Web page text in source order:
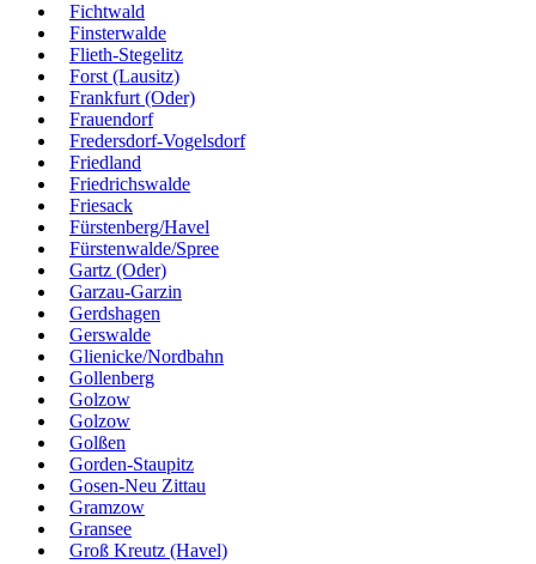
Fichtwald
Finsterwalde
Flieth-Stegelitz
Forst (Lausitz)
Frankfurt (Oder)
Frauendorf
Fredersdorf-Vogelsdorf
Friedland
Friedrichswalde
Friesack
Fürstenberg/Havel
Fürstenwalde/Spree
Gartz (Oder)
Garzau-Garzin
Gerdshagen
Gerswalde
Glienicke/Nordbahn
Gollenberg
Golzow
Golzow
Golßen
Gorden-Staupitz
Gosen-Neu Zittau
Gramzow
Gransee
Groß Kreutz (Havel)